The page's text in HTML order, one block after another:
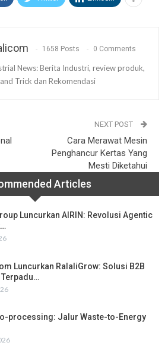
1658 Posts 0 Comments
News: Berita Industri, review produk,
Trick dan Rekomendasi
NEXT POST
Cara Merawat Mesin
Penghancur Kertas Yang
Mesti Diketahui
Articles
Luncurkan AIRIN: Revolusi Agentic
Luncurkan RalaliGrow: Solusi B2B
processing: Jalur Waste-to-Energy